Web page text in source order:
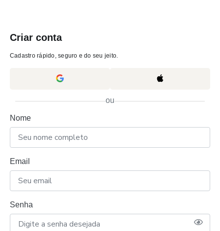
Criar conta
Cadastro rápido, seguro e do seu jeito.
ou
Nome
Email
Senha